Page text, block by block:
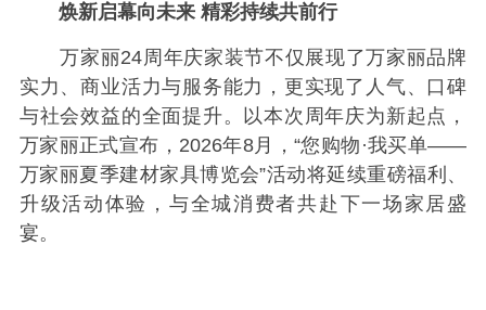
焕新启幕向未来 精彩持续共前行
万家丽24周年庆家装节不仅展现了万家丽品牌
实力、商业活力与服务能力，更实现了人气、口碑
与社会效益的全面提升。以本次周年庆为新起点，
万家丽正式宣布，2026年8月，“您购物·我买单——
万家丽夏季建材家具博览会”活动将延续重磅福利、
升级活动体验，与全城消费者共赴下一场家居盛
宴。